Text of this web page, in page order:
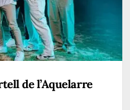
de l’Aquelarre